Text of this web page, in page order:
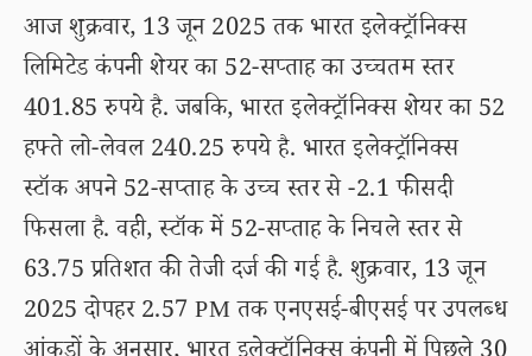
आज शुक्रवार, 13 जून 2025 तक भारत इलेक्ट्रॉनिक्स
लिमिटेड कंपनी शेयर का 52-सप्ताह का उच्चतम स्तर
401.85 रुपये है. जबकि, भारत इलेक्ट्रॉनिक्स शेयर का 52
हफ्ते लो-लेवल 240.25 रुपये है. भारत इलेक्ट्रॉनिक्स
स्टॉक अपने 52-सप्ताह के उच्च स्तर से -2.1 फीसदी
फिसला है. वही, स्टॉक में 52-सप्ताह के निचले स्तर से
63.75 प्रतिशत की तेजी दर्ज की गई है. शुक्रवार, 13 जून
2025 दोपहर 2.57 PM तक एनएसई-बीएसई पर उपलब्ध